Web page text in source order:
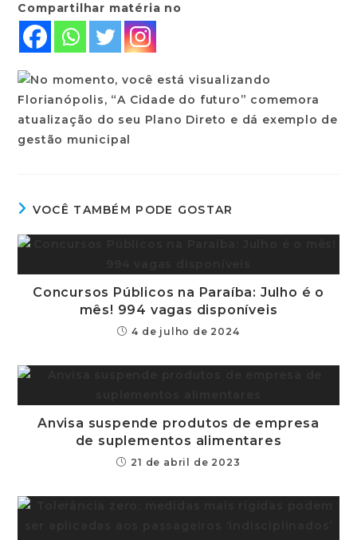
Compartilhar matéria no
VOCÊ TAMBÉM PODE GOSTAR
Concursos Públicos na Paraíba: Julho é o
mês! 994 vagas disponíveis
4 de julho de 2024
Anvisa suspende produtos de empresa
de suplementos alimentares
21 de abril de 2023